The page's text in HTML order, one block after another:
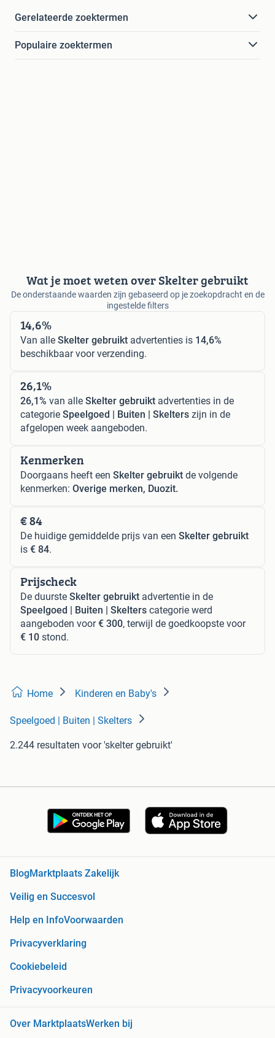
Gerelateerde zoektermen
Populaire zoektermen
Wat je moet weten over Skelter gebruikt
De onderstaande waarden zijn gebaseerd op je zoekopdracht en de
ingestelde filters
14,6%
Van alle Skelter gebruikt advertenties is 14,6%
beschikbaar voor verzending.
26,1%
26,1% van alle Skelter gebruikt advertenties in de
categorie Speelgoed | Buiten | Skelters zijn in de
afgelopen week aangeboden.
Kenmerken
Doorgaans heeft een Skelter gebruikt de volgende
kenmerken: Overige merken, Duozit.
€ 84
De huidige gemiddelde prijs van een Skelter gebruikt
is € 84.
Prijscheck
De duurste Skelter gebruikt advertentie in de
Speelgoed | Buiten | Skelters categorie werd
aangeboden voor€ 300, terwijl de goedkoopste voor
€ 10 stond.
Home Kinderen en Baby's
Speelgoed | Buiten | Skelters
2.244 resultaten voor 'skelter gebruikt'
BlogMarktplaats Zakelijk
Veilig en Succesvol
Help en InfoVoorwaarden
Privacyverklaring
Cookiebeleid
Privacyvoorkeuren
Over MarktplaatsWerken bij